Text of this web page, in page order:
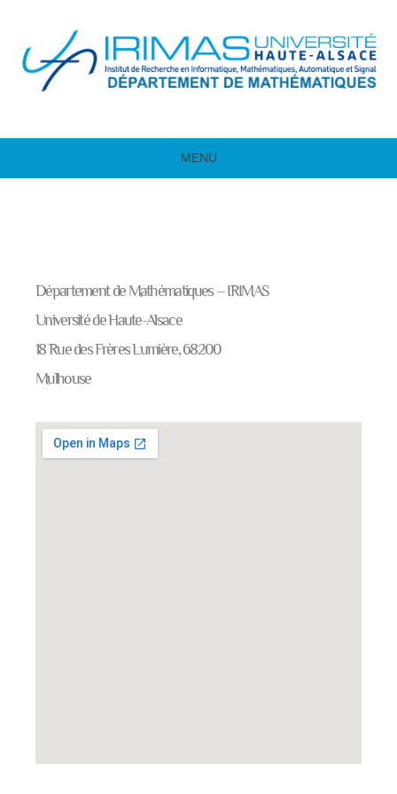
MENU
Département de Mathématiques – IRIMAS
Université de Haute-Alsace
18 Rue des Frères Lumière, 68200
Mulhouse